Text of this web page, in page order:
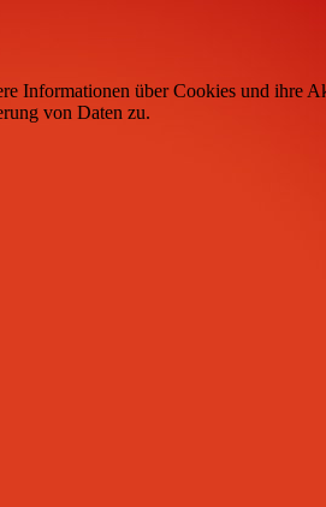
Informationen über Cookies und ihre
von Daten zu.